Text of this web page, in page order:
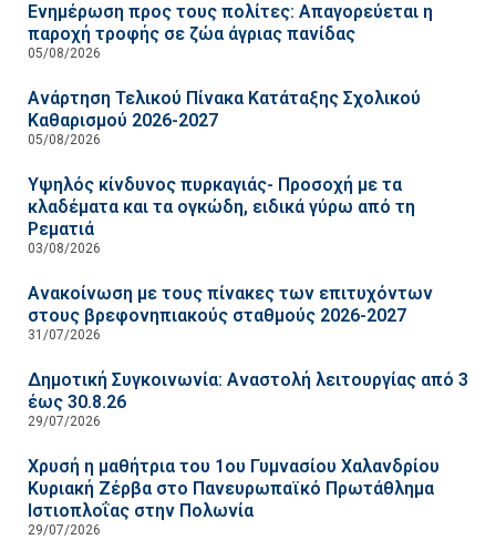
Ενημέρωση προς τους πολίτες: Απαγορεύεται η
παροχή τροφής σε ζώα άγριας πανίδας
05/08/2026
Ανάρτηση Τελικού Πίνακα Κατάταξης Σχολικού
Καθαρισμού 2026-2027
05/08/2026
Υψηλός κίνδυνος πυρκαγιάς- Προσοχή με τα
κλαδέματα και τα ογκώδη, ειδικά γύρω από τη
Ρεματιά
03/08/2026
Ανακοίνωση με τους πίνακες των επιτυχόντων
στους βρεφονηπιακούς σταθμούς 2026-2027
31/07/2026
Δημοτική Συγκοινωνία: Αναστολή λειτουργίας από 3
έως 30.8.26
29/07/2026
Χρυσή η μαθήτρια του 1ου Γυμνασίου Χαλανδρίου
Κυριακή Ζέρβα στο Πανευρωπαϊκό Πρωτάθλημα
Ιστιοπλοΐας στην Πολωνία
29/07/2026